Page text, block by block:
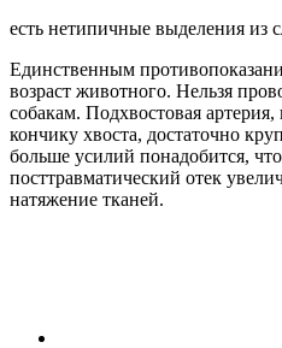
есть нетипичные выделения из
Единственным
возраст животного. Нельзя
собакам. Подхвостовая
кончику хвоста, достаточно
больше усилий понадобится,
посттравматический отек
натяжение тканей.